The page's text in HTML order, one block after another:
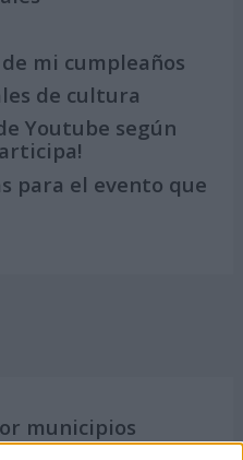
mi cumpleaños
de cultura
Youtube según
para el evento que
municipios